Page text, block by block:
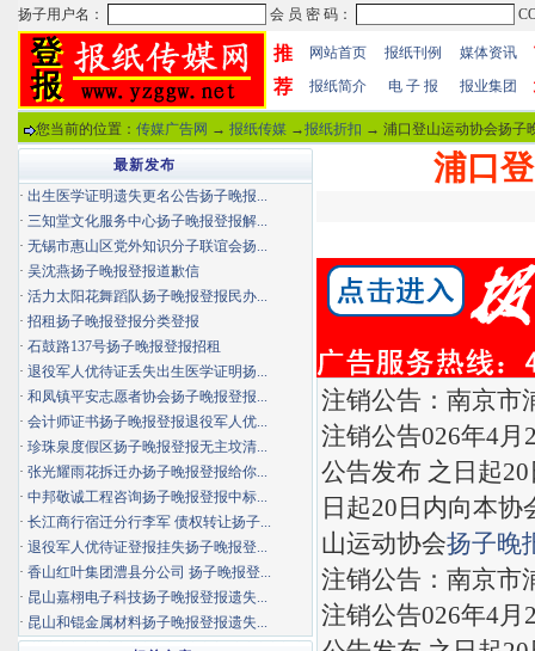
推
荐
网站首页 报纸刊例 媒体资讯
报纸简介 电 子 报 报业集团
您当前的位置： 传媒广告网 → 报纸传媒 →报纸折扣 → 浦口登山运动协会扬子
浦口
注销公告：南京市
注销公告026年4
公告发布 之日起
日起20日内向本
山运动协会扬子晚
注销公告：南京市
注销公告026年4
最新发布
· 出生医学证明遗失更名公告扬子晚报...
· 三知堂文化服务中心扬子晚报登报解...
· 无锡市惠山区党外知识分子联谊会扬...
· 吴沈燕扬子晚报登报道歉信
· 活力太阳花舞蹈队扬子晚报登报民办...
· 招租扬子晚报登报分类登报
· 石鼓路137号扬子晚报登报招租
· 退役军人优待证丢失出生医学证明扬...
· 和凤镇平安志愿者协会扬子晚报登报...
· 会计师证书扬子晚报登报退役军人优...
· 珍珠泉度假区扬子晚报登报无主坟清...
· 张光耀雨花拆迁办扬子晚报登报给你...
· 中邦敬诚工程咨询扬子晚报登报中标...
· 长江商行宿迁分行李军 债权转让扬子...
· 退役军人优待证登报挂失扬子晚报登...
· 香山红叶集团澧县分公司 扬子晚报登...
· 昆山嘉栩电子科技扬子晚报登报遗失...
· 昆山和锟金属材料扬子晚报登报遗失...